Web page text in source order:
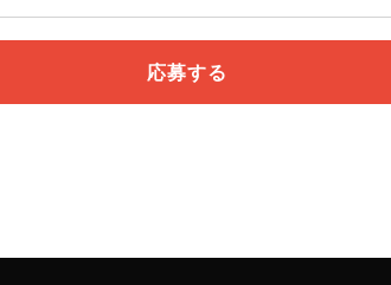
応募する